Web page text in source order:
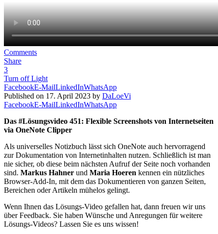
Comments
Share
3
Turn off Light
FacebookE-MailLinkedInWhatsApp
Published on 17. April 2023 by DaLoeVi
FacebookE-MailLinkedInWhatsApp
Das #Lösungsvideo 451: Flexible Screenshots von Internetseiten
via OneNote Clipper
Als universelles Notizbuch lässt sich OneNote auch hervorragend
zur Dokumentation von Internetinhalten nutzen. Schließlich ist man
nie sicher, ob diese beim nächsten Aufruf der Seite noch vorhanden
sind. Markus Hahner und Maria Hoeren kennen ein nützliches
Browser-Add-In, mit dem das Dokumentieren von ganzen Seiten,
Bereichen oder Artikeln mühelos gelingt.
Wenn Ihnen das Lösungs-Video gefallen hat, dann freuen wir uns
über Feedback. Sie haben Wünsche und Anregungen für weitere
Lösungs-Videos? Lassen Sie es uns wissen!